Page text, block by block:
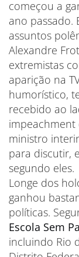
começou a
ano passado.
assuntos
Alexandre
extremistas
aparição na
humorístico,
recebido ao
impeachment
ministro
para discutir,
segundo eles.
Longe dos
ganhou
políticas.
Escola Sem
incluindo Rio